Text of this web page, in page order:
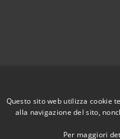
Telefono:
Questo sito web utilizza cookie
alla navigazione del sito,
Per maggiori